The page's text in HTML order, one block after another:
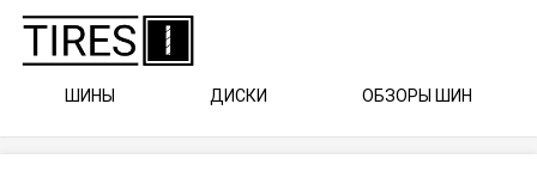
ШИНЫ ДИСКИ ОБЗОРЫ ШИН